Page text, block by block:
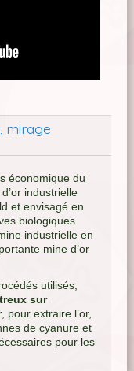
mirage
économique du
industrielle
et envisagé en
biologiques
industrielle en
mine d’or
utilisés,
sur
, pour extraire l’or,
de cyanure et
pour les